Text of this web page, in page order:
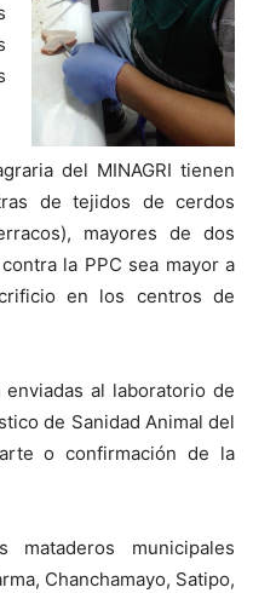
del MINAGRI tienen
de tejidos de cerdos
mayores de dos
la PPC sea mayor a
en los centros de
al laboratorio de
de Sanidad Animal del
o confirmación de la
municipales
Chanchamayo, Satipo,